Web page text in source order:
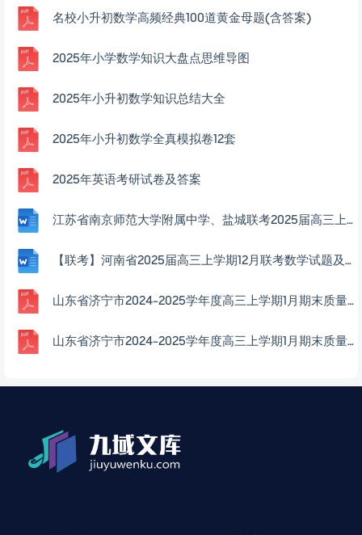
名校小升初数学高频经典100道黄金母题(含答案)
2025年小学数学知识大盘点思维导图
2025年小升初数学知识总结大全
2025年小升初数学全真模拟卷12套
2025年英语考研试卷及答案
江苏省南京师范大学附属中学、盐城联考2025届高三上学期一模考前模拟数学试题及解析
【联考】河南省2025届高三上学期12月联考数学试题及解析
山东省济宁市2024-2025学年度高三上学期1月期末质量检测数学答案2025-01-07
山东省济宁市2024-2025学年度高三上学期1月期末质量检测数学试题2025-01-07